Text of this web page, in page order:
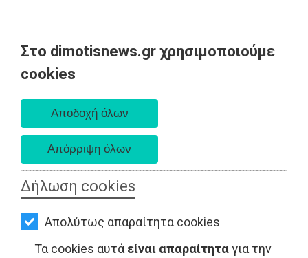
Στο dimotisnews.gr χρησιμοποιούμε
cookies
Δήλωση cookies
Απολύτως απαραίτητα cookies
Τα cookies αυτά είναι απαραίτηταγια την
AΡΧΙΚΗ
ΕΙΔΗΣΕΙΣ
ΠΟΛΙΤΙΚΗ
ΤΟΠΙΚΗ
ΑΥΤΟΔΙΟΙΚΗΣΗ
ΟΙΚΟΝΟΜΙΑ
ΑΘΛΗΤΙΣΜΟΣ